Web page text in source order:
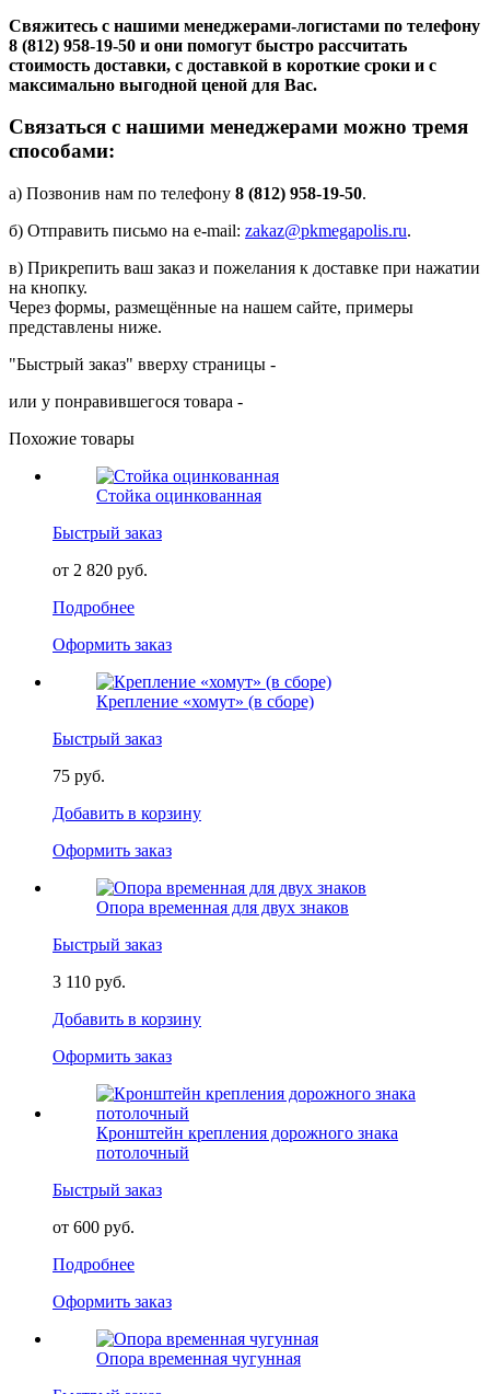
Свяжитесь с нашими менеджерами-логистами по телефону
8 (812) 958-19-50 и они помогут быстро рассчитать
стоимость доставки, с доставкой в короткие сроки и с
максимально выгодной ценой для Вас.
Связаться с нашими менеджерами можно тремя
способами:
а) Позвонив нам по телефону 8 (812) 958-19-50.
б) Отправить письмо на e-mail: zakaz@pkmegapolis.ru.
в) Прикрепить ваш заказ и пожелания к доставке при нажатии
на кнопку.
Через формы, размещённые на нашем сайте, примеры
представлены ниже.
"Быстрый заказ" вверху страницы -
или у понравившегося товара -
Похожие товары
Стойка оцинкованная
Быстрый заказ
от 2 820 руб.
Подробнее
Оформить заказ
Крепление «хомут» (в сборе)
Быстрый заказ
75 руб.
Добавить в корзину
Оформить заказ
Опора временная для двух знаков
Быстрый заказ
3 110 руб.
Добавить в корзину
Оформить заказ
Кронштейн крепления дорожного знака
потолочный
Быстрый заказ
от 600 руб.
Подробнее
Оформить заказ
Опора временная чугунная